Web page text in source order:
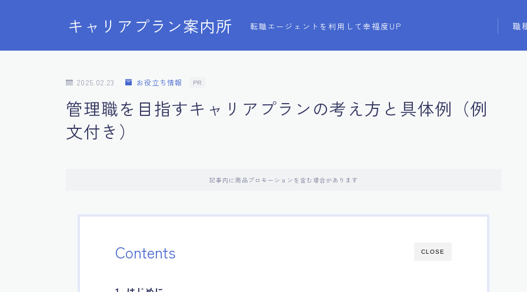
キャリアプラン案内所 転職エージェントを利用して幸福度UP 職
2025.02.23 お役立ち情報 PR
管理職を目指すキャリアプランの考え方と具体例（例
文付き）
記事内に商品プロモーションを含む場合があります
CLOSE
Contents